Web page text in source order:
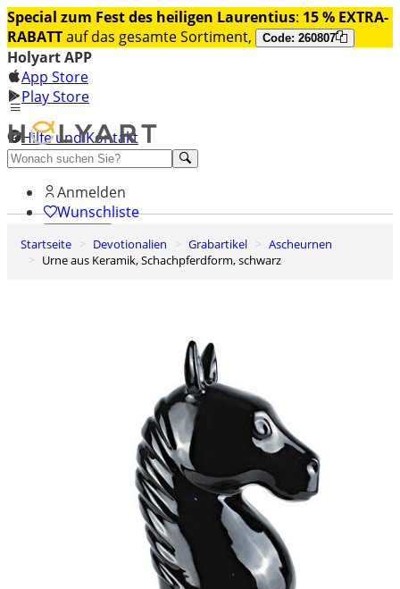
Special zum Fest des heiligen Laurentius: 15 % EXTRA-
RABATTauf das gesamte Sortiment, Code: 260807
Holyart APP
App Store
Play Store
Hilfe und Kontakt
Entdecken Sie Premium
Anmelden
Wunschliste
0
Warenkorb
Startseite Devotionalien Grabartikel
Ascheurnen
Urne aus Keramik, Schachpferdform, schwarz